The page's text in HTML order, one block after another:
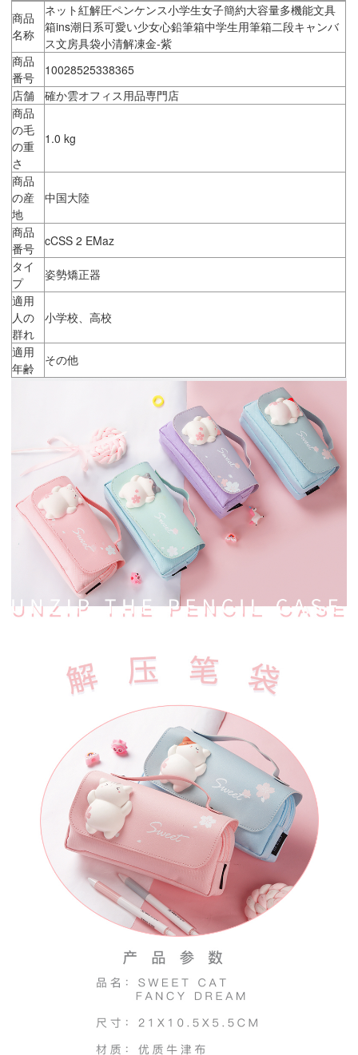
商品
名称
ネット紅解圧ペンケンス小学生女子簡約大容量多機能文具
箱ins潮日系可愛い少女心鉛筆箱中学生用筆箱二段キャンバ
ス文房具袋小清解凍金-紫
商品
番号
10028525338365
店舗
確か雲オフィス用品専門店
商品
の毛
の重
さ
1.0 kg
商品
の産
地
中国大陸
商品
番号
cCSS 2 EMaz
タイ
プ
姿勢矯正器
適用
人の
群れ
小学校、高校
適用
年齢
その他